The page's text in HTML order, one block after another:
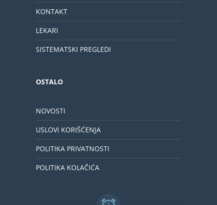
KONTAKT
LEKARI
SISTEMATSKI PREGLEDI
OSTALO
NOVOSTI
USLOVI KORIŠĆENJA
POLITIKA PRIVATNOSTI
POLITIKA KOLAČIĆA